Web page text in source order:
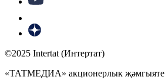
©2025 Intertat (Интертат)
«ТАТМЕДИА» акционерлык җәмгыяте